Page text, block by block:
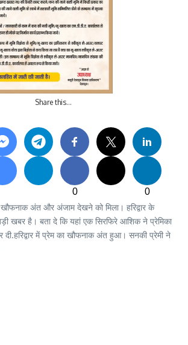
Share this…
0
0
खौफनाक अंत और अंजाम देखने को मिला। हरिद्वार के
खबर है। बता दे कि यहां एक सिरफिरे आशिक ने प्रेमिका
दी.हरिद्वार में प्रेम का खौफनाक अंत हुआ। सनकी प्रेमी ने